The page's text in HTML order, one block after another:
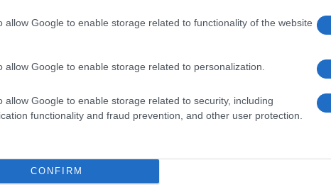
allow Google to enable storage related to functionality of the website
allow Google to enable storage related to personalization.
allow Google to enable storage related to security, including
functionality and fraud prevention, and other user protection.
CONFIRM
andare via da qua
”. Frasi cui seguirono bottigliate,
uno dei ragazzi aggrediti,
, 20 anni, ex studente
Quattro persone erano state già identificate
IL MOTIVO